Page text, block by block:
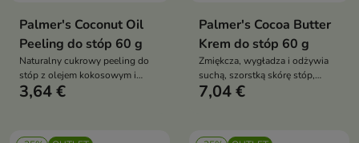
Palmer's Coconut Oil
Peeling do stóp 60 g
Naturalny cukrowy peeling do
stóp z olejem kokosowym i
miętą pieprzową, który
3,64 €
Palmer's Cocoa Butter
Krem do stóp 60 g
Zmiękcza, wygładza i odżywia
suchą, szorstką skórę stóp,
przywracając jej komfort i
7,04 €